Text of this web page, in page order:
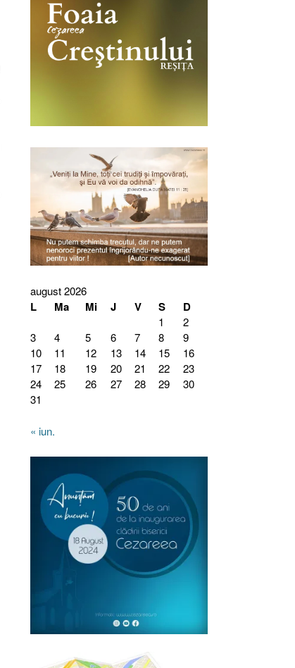
august 2026
L Ma Mi J V S D
1
2
3
4 5 6 7 8
9
10
11 12 13 14 15
16
17
18 19 20 21 22
23
24
25 26 27 28 29
30
31
« iun.